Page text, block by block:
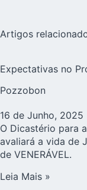
Artigos
Expectativas no
Pozzobon
16 de Junho, 2025
O Dicastério para
avaliará a vida de
de VENERÁVEL.
Leia Mais »